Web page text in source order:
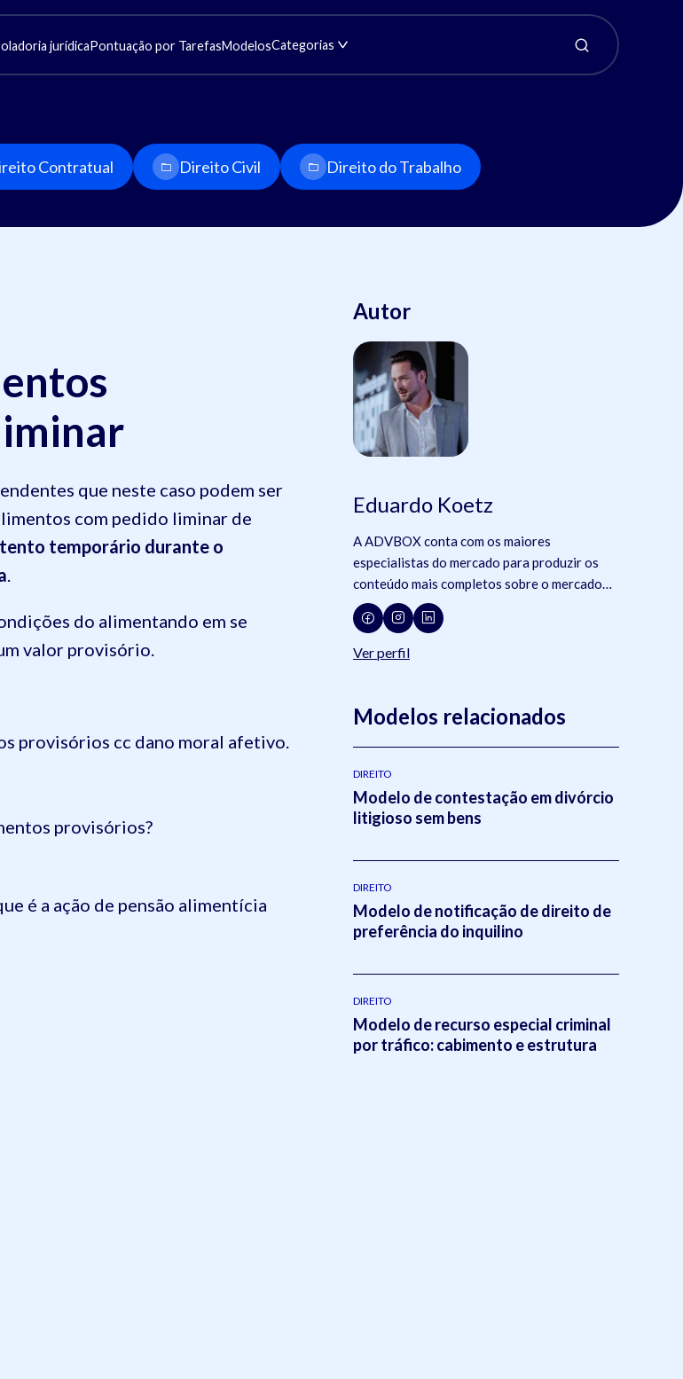
jurídicaPontuação por TarefasModelosCategorias
Contratual Direito Civil Direito do Trabalho
que neste caso podem ser
com pedido liminar de
temporário durante o
.
do alimentando em se
valor provisório.
provisórios cc dano moral afetivo.
provisórios?
é a ação de pensão alimentícia
Autor
Eduardo Koetz
A ADVBOX conta com os maiores
especialistas do mercado para produzir os
conteúdo mais completos sobre o mercado
jurídico, tecnologia e advocacia.
Ver perfil
Modelos relacionados
DIREITO
Modelo de contestação em divórcio
litigioso sem bens
DIREITO
Modelo de notificação de direito de
preferência do inquilino
DIREITO
Modelo de recurso especial criminal
por tráfico: cabimento e estrutura